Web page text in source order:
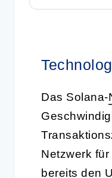
Das Solana-
Netzwerk
bereits den